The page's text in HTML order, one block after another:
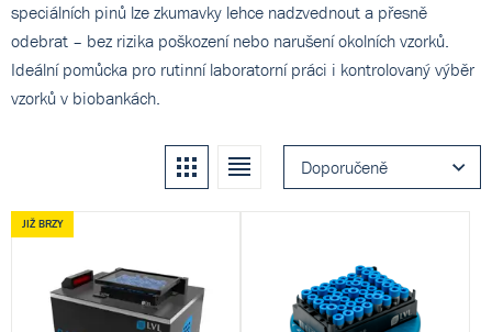
speciálních pinů lze zkumavky lehce nadzvednout a přesně
odebrat – bez rizika poškození nebo narušení okolních vzorků.
Ideální pomůcka pro rutinní laboratorní práci i kontrolovaný výběr
vzorků v biobankách.
Doporučeně
Kachle Seznam
JIŽ BRZY